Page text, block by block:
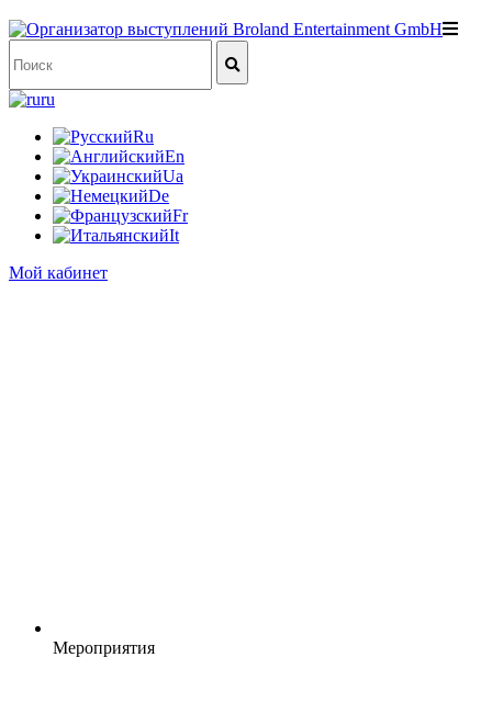
ru
Ru
En
Ua
De
Fr
It
Мой кабинет
Мероприятия